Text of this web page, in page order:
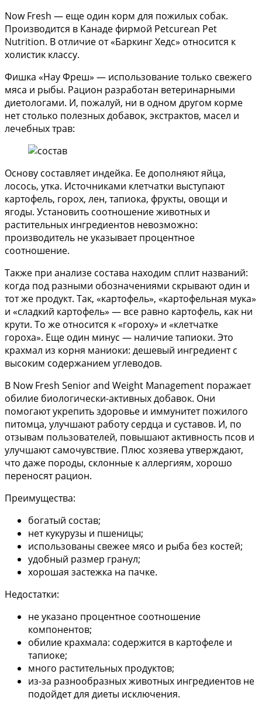
Now Fresh — еще один корм для пожилых собак.
Производится в Канаде фирмой Petcurean Pet
Nutrition. В отличие от «Баркинг Хедс» относится к
холистик классу.
Фишка «Нау Фреш» — использование только свежего
мяса и рыбы. Рацион разработан ветеринарными
диетологами. И, пожалуй, ни в одном другом корме
нет столько полезных добавок, экстрактов, масел и
лечебных трав:
Основу составляет индейка. Ее дополняют яйца,
лосось, утка. Источниками клетчатки выступают
картофель, горох, лен, тапиока, фрукты, овощи и
ягоды. Установить соотношение животных и
растительных ингредиентов невозможно:
производитель не указывает процентное
соотношение.
Также при анализе состава находим сплит названий:
когда под разными обозначениями скрывают один и
тот же продукт. Так, «картофель», «картофельная мука»
и «сладкий картофель» — все равно картофель, как ни
крути. То же относится к «гороху» и «клетчатке
гороха». Еще один минус — наличие тапиоки. Это
крахмал из корня маниоки: дешевый ингредиент с
высоким содержанием углеводов.
В Now Fresh Senior and Weight Management поражает
обилие биологически-активных добавок. Они
помогают укрепить здоровье и иммунитет пожилого
питомца, улучшают работу сердца и суставов. И, по
отзывам пользователей, повышают активность псов и
улучшают самочувствие. Плюс хозяева утверждают,
что даже породы, склонные к аллергиям, хорошо
переносят рацион.
Преимущества:
богатый состав;
нет кукурузы и пшеницы;
использованы свежее мясо и рыба без костей;
удобный размер гранул;
хорошая застежка на пачке.
Недостатки:
не указано процентное соотношение
компонентов;
обилие крахмала: содержится в картофеле и
тапиоке;
много растительных продуктов;
из-за разнообразных животных ингредиентов не
подойдет для диеты исключения.